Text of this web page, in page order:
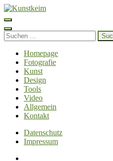
Zum
Inhalt
springen
(Enter
drücken)
Suchen
nach:
Homepage
Fotografie
Kunst
Design
Tools
Video
Allgemein
Kontakt
Datenschutz
Impressum